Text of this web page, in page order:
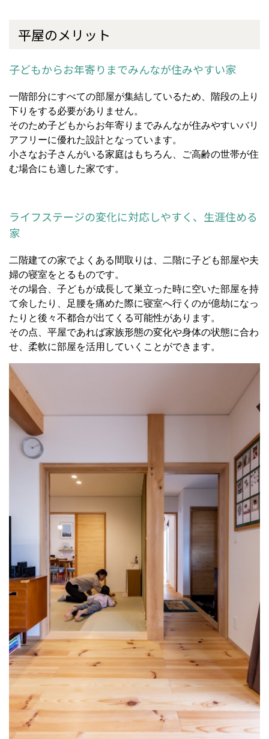
平屋のメリット
子どもからお年寄りまでみんなが住みやすい家
一階部分にすべての部屋が集結しているため、階段の上り
下りをする必要がありません。
そのため子どもからお年寄りまでみんなが住みやすいバリ
アフリーに優れた設計となっています。
小さなお子さんがいる家庭はもちろん、ご高齢の世帯が住
む場合にも適した家です。
ライフステージの変化に対応しやすく、生涯住める
家
二階建ての家でよくある間取りは、二階に子ども部屋や夫
婦の寝室をとるものです。
その場合、子どもが成長して巣立った時に空いた部屋を持
て余したり、足腰を痛めた際に寝室へ行くのが億劫になっ
たりと後々不都合が出てくる可能性があります。
その点、平屋であれば家族形態の変化や身体の状態に合わ
せ、柔軟に部屋を活用していくことができます。